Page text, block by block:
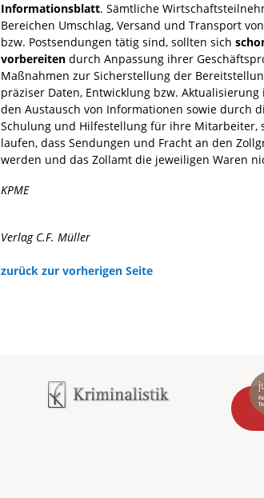
Informationsblatt. Sämtliche
Bereichen Umschlag, Versand und Transport
bzw. Postsendungen tätig sind, sollten sich
vorbereiten durch Anpassung ihrer
Maßnahmen zur Sicherstellung der
präziser Daten, Entwicklung bzw.
den Austausch von Informationen sowie durch
Schulung und Hilfestellung für ihre Mitarbeiter,
laufen, dass Sendungen und Fracht an den
werden und das Zollamt die jeweiligen Waren
KPME
Verlag C.F. Müller
zurück zur vorherigen Seite